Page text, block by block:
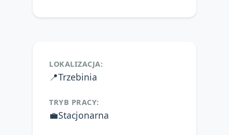
LOKALIZACJA:
📍Trzebinia
TRYB PRACY:
💼Stacjonarna